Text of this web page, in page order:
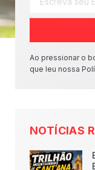
Ao pressionar o
que leu nossa
NOTÍCIAS